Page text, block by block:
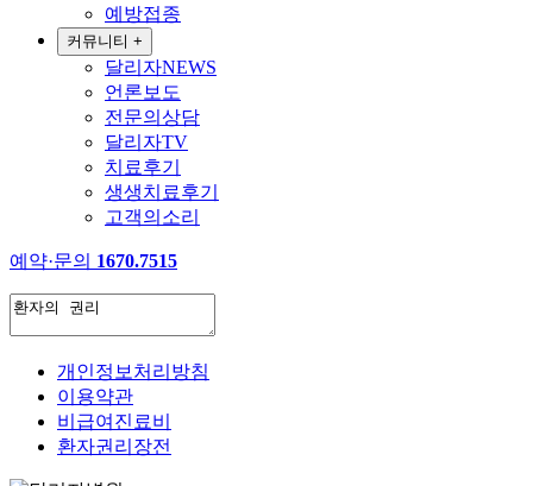
예방접종
커뮤니티 +
달리자NEWS
언론보도
전문의상담
달리자TV
치료후기
생생치료후기
고객의소리
예약·문의 1670.7515
개인정보처리방침
이용약관
비급여진료비
환자권리장전